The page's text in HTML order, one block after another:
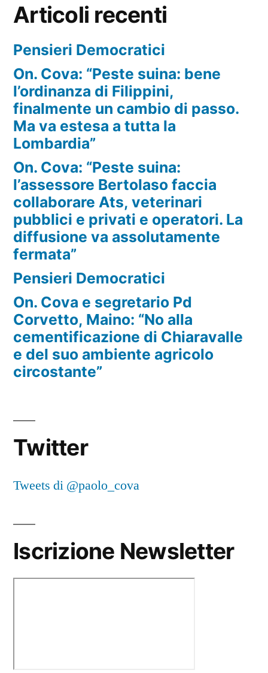
Articoli recenti
Pensieri Democratici
On. Cova: “Peste suina: bene
l’ordinanza di Filippini,
finalmente un cambio di passo.
Ma va estesa a tutta la
Lombardia”
On. Cova: “Peste suina:
l’assessore Bertolaso faccia
collaborare Ats, veterinari
pubblici e privati e operatori. La
diffusione va assolutamente
fermata”
Pensieri Democratici
On. Cova e segretario Pd
Corvetto, Maino: “No alla
cementificazione di Chiaravalle
e del suo ambiente agricolo
circostante”
Twitter
Tweets di @paolo_cova
Iscrizione Newsletter